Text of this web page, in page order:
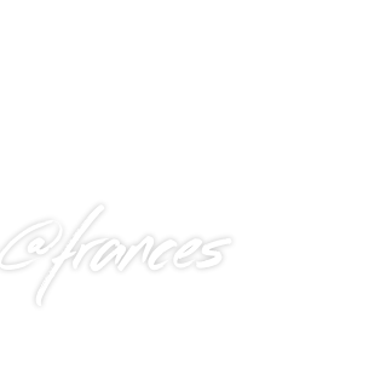
@frances